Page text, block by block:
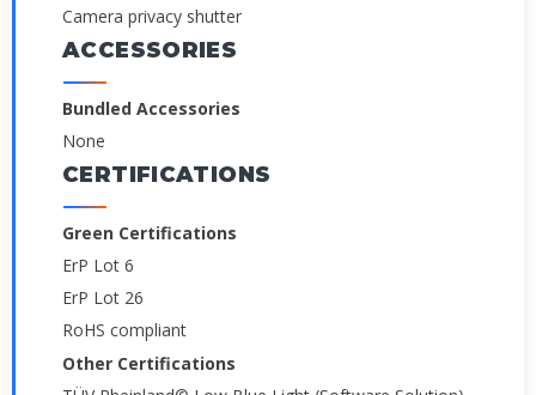
Camera privacy shutter
ACCESSORIES
Bundled Accessories
None
CERTIFICATIONS
Green Certifications
ErP Lot 6
ErP Lot 26
RoHS compliant
Other Certifications